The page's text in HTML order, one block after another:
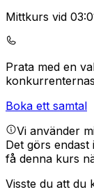
Mittkurs vid
Prata med en
Boka ett samtal
Vi använder
Det görs
få denna kurs
Visste du att du